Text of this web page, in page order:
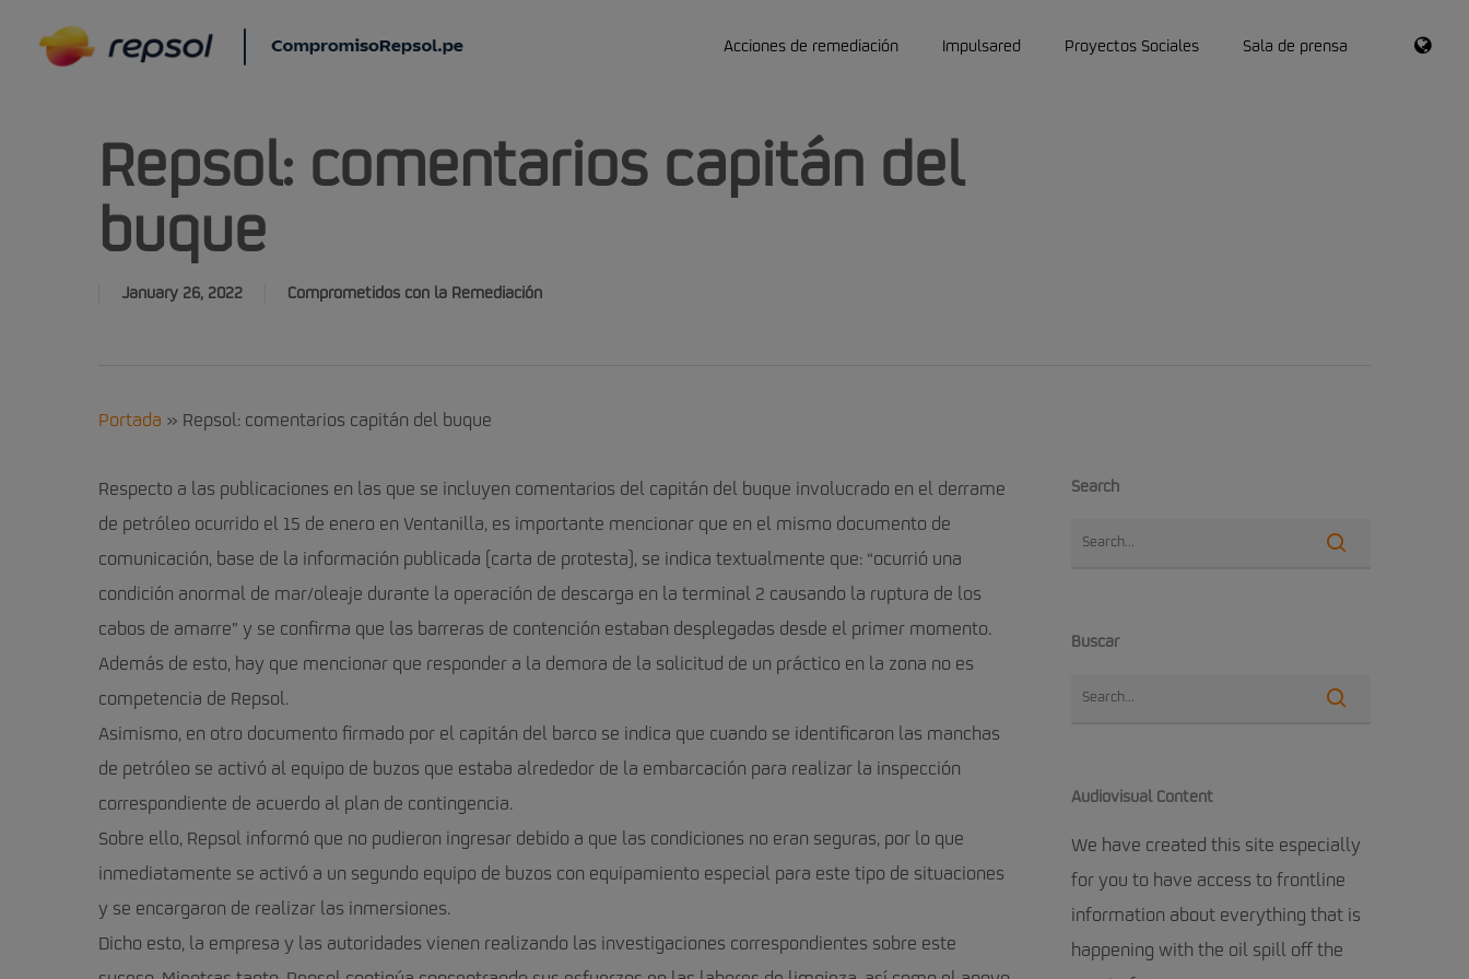
Acciones de remediación Impulsared Proyectos Sociales Sala de prensa RSS
Repsol: comentarios capitán del
buque
January 26, 2022 Comprometidos con la Remediación
Portada » Repsol: comentarios capitán del buque
Respecto a las publicaciones en las que se incluyen comentarios del capitán del buque involucrado en el derrame
de petróleo ocurrido el 15 de enero en Ventanilla, es importante mencionar que en el mismo documento de
comunicación, base de la información publicada (carta de protesta), se indica textualmente que: “ocurrió una
condición anormal de mar/oleaje durante la operación de descarga en la terminal 2 causando la ruptura de los
cabos de amarre” y se confirma que las barreras de contención estaban desplegadas desde el primer momento.
Además de esto, hay que mencionar que responder a la demora de la solicitud de un práctico en la zona no es
competencia de Repsol.
Asimismo, en otro documento firmado por el capitán del barco se indica que cuando se identificaron las manchas
de petróleo se activó al equipo de buzos que estaba alrededor de la embarcación para realizar la inspección
correspondiente de acuerdo al plan de contingencia.
Sobre ello, Repsol informó que no pudieron ingresar debido a que las condiciones no eran seguras, por lo que
inmediatamente se activó a un segundo equipo de buzos con equipamiento especial para este tipo de situaciones
y se encargaron de realizar las inmersiones.
Dicho esto, la empresa y las autoridades vienen realizando las investigaciones correspondientes sobre este
Search
Buscar
Audiovisual Content
We have created this site especially
for you to have access to frontline
information about everything that is
happening with the oil spill off the